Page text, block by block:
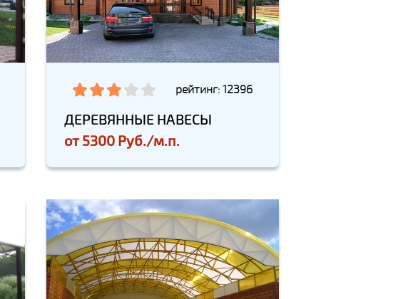
рейтинг: 12396
ДЕРЕВЯННЫЕ НАВЕСЫ
от5300 Руб./м.п.